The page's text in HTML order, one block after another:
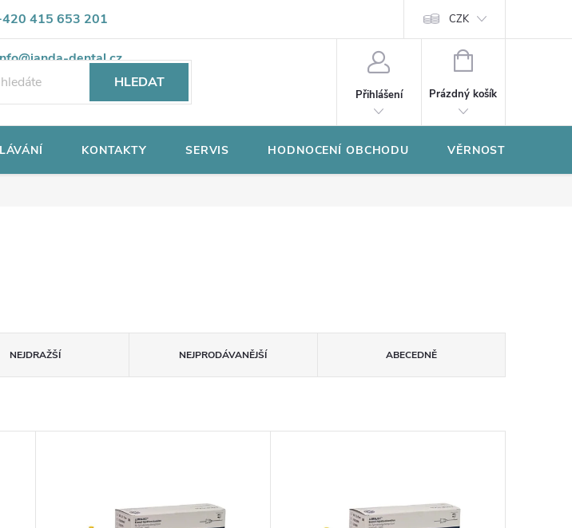
415 653 201
dental.cz
Ochrana osobních údajů CZK
HLEDAT
Přihlášení
NÁKUPNÍ
Prázdný košík
KONTAKTY SERVIS HODNOCENÍ OBCHODU VĚRNOSTNÍ
NEJDRAŽŠÍ NEJPRODÁVANĚJŠÍ ABECEDNĚ